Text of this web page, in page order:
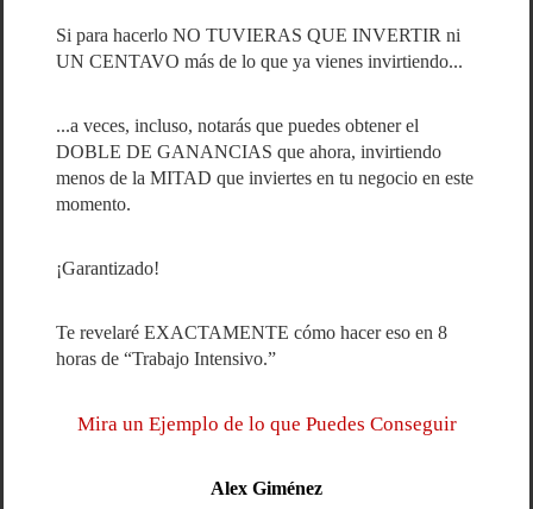
Si para hacerlo NO TUVIERAS QUE INVERTIR ni
UN CENTAVO más de lo que ya vienes invirtiendo...
...a veces, incluso, notarás que puedes obtener el
DOBLE DE GANANCIAS que ahora, invirtiendo
menos de la MITAD que inviertes en tu negocio en este
momento.
¡Garantizado!
Te revelaré EXACTAMENTE cómo hacer eso en 8
horas de “Trabajo Intensivo.”
Mira un Ejemplo de lo que Puedes Conseguir
Alex Giménez